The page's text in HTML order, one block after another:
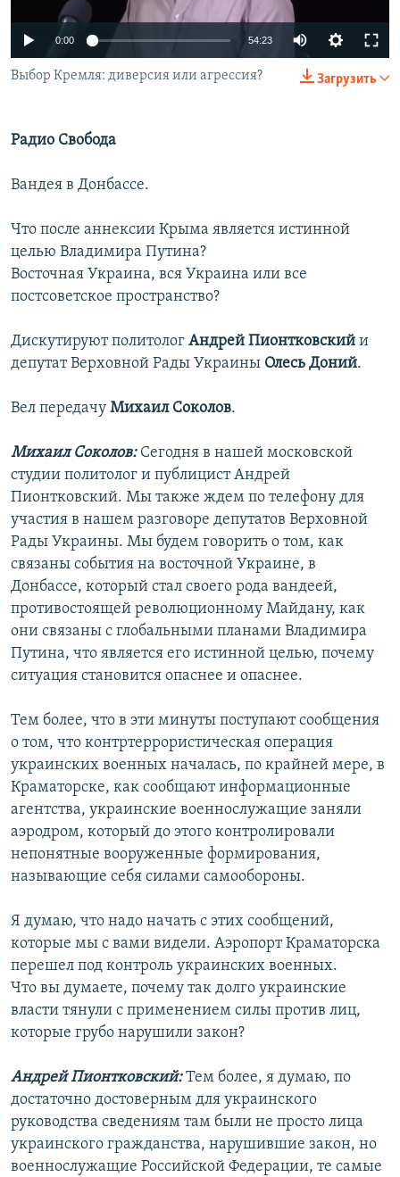
ПОБЕДИТЕЛЕЙ НЕ СУДЯТ?
КРЫМ.НЕПОКОРЕННЫЙ
ELIFBE
ПРИСОЕДИНЯЙТЕСЬ!
Все сайты RFE/RL
0:00 54:23
Загрузить
Выбор Кремля: диверсия или агрессия?
Радио Свобода
Вандея в Донбассе.
Что после аннексии Крыма является истинной
целью Владимира Путина?
Восточная Украина, вся Украина или все
постсоветское пространство?
Дискутируют политолог Андрей Пионтковский и
депутат Верховной Рады Украины Олесь Доний.
Вел передачу Михаил Соколов.
Михаил Соколов: Сегодня в нашей московской
студии политолог и публицист Андрей
Пионтковский. Мы также ждем по телефону для
участия в нашем разговоре депутатов Верховной
Рады Украины. Мы будем говорить о том, как
связаны события на восточной Украине, в
Донбассе, который стал своего рода вандеей,
противостоящей революционному Майдану, как
они связаны с глобальными планами Владимира
Путина, что является его истинной целью, почему
ситуация становится опаснее и опаснее.
Тем более, что в эти минуты поступают сообщения
о том, что контртеррористическая операция
украинских военных началась, по крайней мере, в
Краматорске, как сообщают информационные
агентства, украинские военнослужащие заняли
аэродром, который до этого контролировали
непонятные вооруженные формирования,
называющие себя силами самообороны.
Я думаю, что надо начать с этих сообщений,
которые мы с вами видели. Аэропорт Краматорска
перешел под контроль украинских военных.
Что вы думаете, почему так долго украинские
власти тянули с применением силы против лиц,
которые грубо нарушили закон?
Андрей Пионтковский:Тем более, я думаю, по
достаточно достоверным для украинского
руководства сведениям там были не просто лица
украинского гражданства, нарушившие закон, но
военнослужащие Российской Федерации, те самые